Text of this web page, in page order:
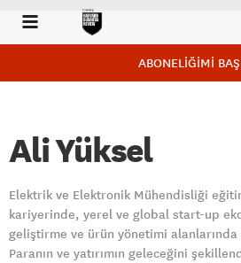
ABONELİĞİMİ
Ali Yüksel
Elektrik ve Elektronik Mühendisliği
kariyerinde, yerel ve global start-up
geliştirme ve ürün yönetimi alanlarında
Paranın ve yatırımın geleceğini